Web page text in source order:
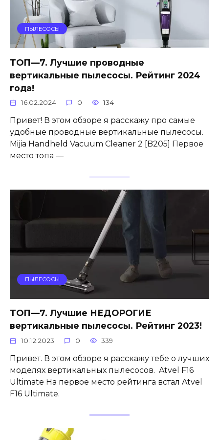
ПЫЛЕСОСЫ
ТОП—7. Лучшие проводные
вертикальные пылесосы. Рейтинг 2024
года!
16.02.2024 0 134
Привет! В этом обзоре я расскажу про самые
удобные проводные вертикальные пылесосы.
Mijia Handheld Vacuum Cleaner 2 [B205] Первое
место топа —
ПЫЛЕСОСЫ
ТОП—7. Лучшие НЕДОРОГИЕ
вертикальные пылесосы. Рейтинг 2023!
10.12.2023 0 339
Привет. В этом обзоре я расскажу тебе о лучших
моделях вертикальных пылесосов. Atvel F16
Ultimate На первое место рейтинга встал Atvel
F16 Ultimate.